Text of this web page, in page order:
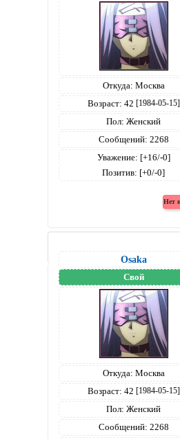
Откуда: Москва
Возраст: 42 [1984-05-15]
Пол: Женский
Сообщений: 2268
Уважение: [+16/-0]
Позитив: [+0/-0]
Osaka
Свой
Откуда: Москва
Возраст: 42 [1984-05-15]
Пол: Женский
Сообщений: 2268